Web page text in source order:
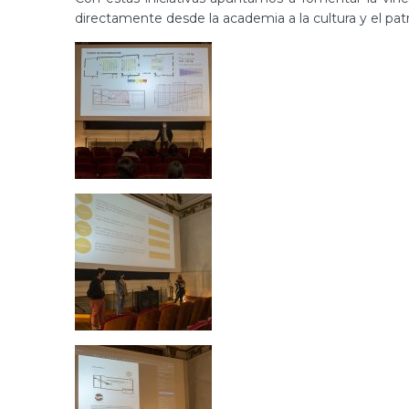
directamente desde la academia a la cultura y el